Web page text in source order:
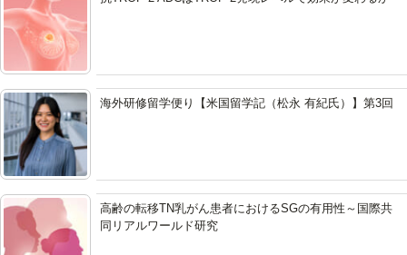
海外研修留学便り【米国留学記（松永 有紀氏）】第3回
高齢の転移TN乳がん患者におけるSGの有用性～国際共
同リアルワールド研究